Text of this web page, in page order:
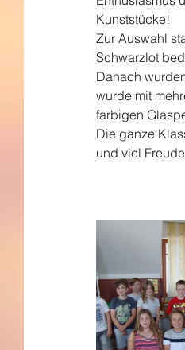
Kunststücke!
Zur Auswahl
Schwarzlot
Danach
wurde mit
farbigen
Die ganze
und viel